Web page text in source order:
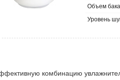
Объем
Уровень
комбинацию